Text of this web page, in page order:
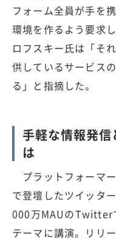
フォーム全員が手を
環境を作るよう要求
ロフスキー氏は「そ
供しているサービス
る」と指摘した。
手軽な情報発
は
プラットフォーマ
で登壇したツイッタ
000万MAUのTwitter
テーマに講演。リリ